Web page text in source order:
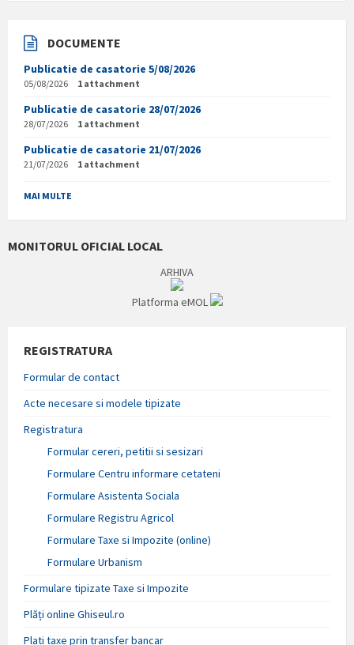
DOCUMENTE
Publicatie de casatorie 5/08/2026
05/08/2026 1 attachment
Publicatie de casatorie 28/07/2026
28/07/2026 1 attachment
Publicatie de casatorie 21/07/2026
21/07/2026 1 attachment
MAI MULTE
MONITORUL OFICIAL LOCAL
ARHIVA
Platforma eMOL
REGISTRATURA
Formular de contact
Acte necesare si modele tipizate
Registratura
Formular cereri, petitii si sesizari
Formulare Centru informare cetateni
Formulare Asistenta Sociala
Formulare Registru Agricol
Formulare Taxe si Impozite (online)
Formulare Urbanism
Formulare tipizate Taxe si Impozite
Plăți online Ghiseul.ro
Plati taxe prin transfer bancar